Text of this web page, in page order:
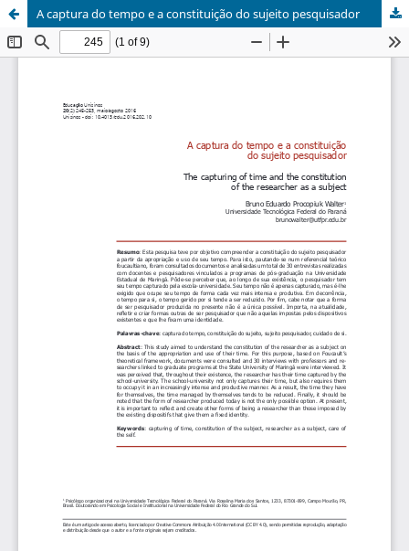
A captura do tempo e a constituição do sujeito pesquisador